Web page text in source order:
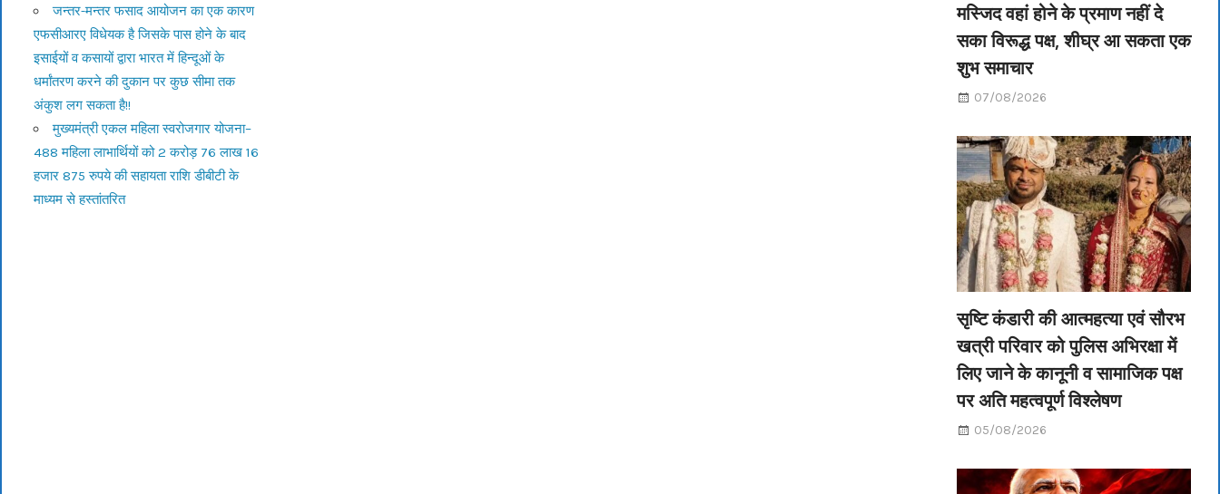
जन्तर-मन्तर फसाद आयोजन का एक कारण
एफसीआरए विधेयक है जिसके पास होने के बाद
इसाईयों व कसायों द्वारा भारत में हिन्दूओं के
धर्मांतरण करने की दुकान पर कुछ सीमा तक
अंकुश लग सकता है!!
मुख्यमंत्री एकल महिला स्वरोजगार योजना–
488 महिला लाभार्थियों को 2 करोड़ 76 लाख 16
हजार 875 रुपये की सहायता राशि डीबीटी के
माध्यम से हस्तांतरित
मस्जिद वहां होने के प्रमाण नहीं दे
सका विरूद्ध पक्ष, शीघ्र आ सकता एक
शुभ समाचार
07/08/2026
सृष्टि कंडारी की आत्महत्या एवं सौरभ
खत्री परिवार को पुलिस अभिरक्षा में
लिए जाने के कानूनी व सामाजिक पक्ष
पर अति महत्वपूर्ण विश्लेषण
05/08/2026